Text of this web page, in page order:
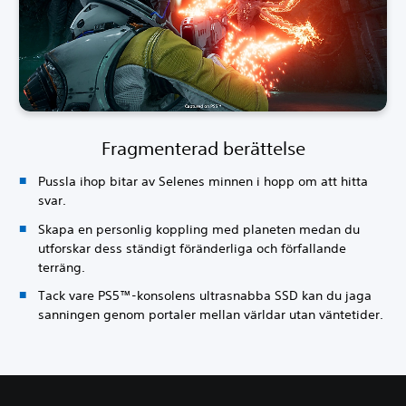
Fragmenterad berättelse
Pussla ihop bitar av Selenes minnen i hopp om att hitta
svar.
Skapa en personlig koppling med planeten medan du
utforskar dess ständigt föränderliga och förfallande
terräng.
Tack vare PS5™-konsolens ultrasnabba SSD kan du jaga
sanningen genom portaler mellan världar utan väntetider.